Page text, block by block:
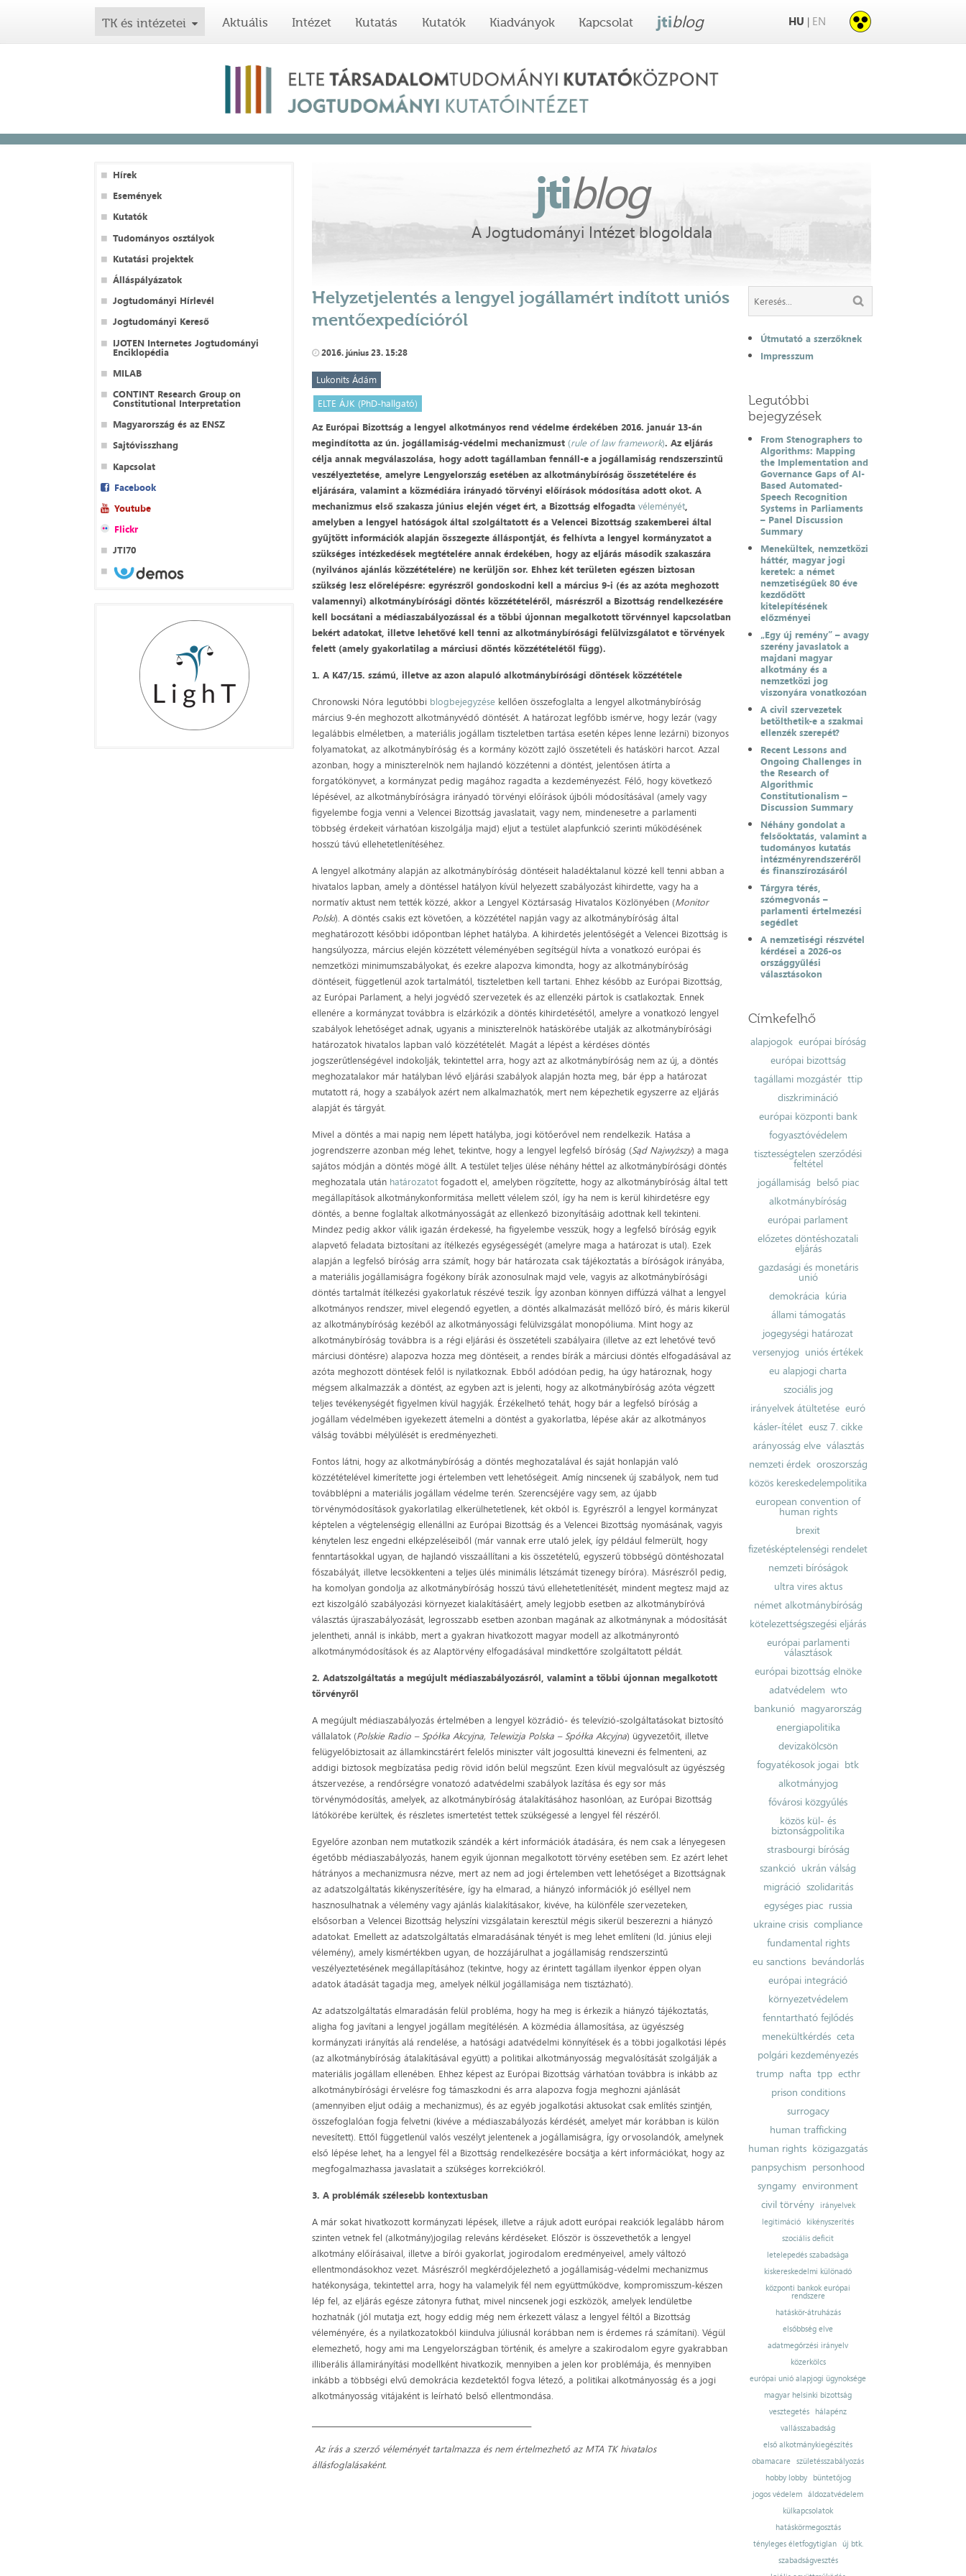
TK és intézetei Aktuális Intézet Kutatás Kutatók Kiadványok Kapcsolat jtiblog HU | EN
Hírek
Események
Kutatók
Tudományos osztályok
Kutatási projektek
Álláspályázatok
Jogtudományi Hírlevél
Jogtudományi Kereső
IJOTEN Internetes Jogtudományi
Enciklopédia
MILAB
CONTINT Research Group on
Constitutional Interpretation
Magyarország és az ENSZ
Sajtóvisszhang
Kapcsolat
Facebook
Youtube
Flickr
JTI70
jtiblog
A Jogtudományi Intézet blogoldala
Helyzetjelentés a lengyel jogállamért indított uniós
mentőexpedícióról
2016. június 23. 15:28
Lukonits Ádám
ELTE ÁJK (PhD-hallgató)
Az Európai Bizottság a lengyel alkotmányos rend védelme érdekében 2016. január 13-án
megindította az ún. jogállamiság-védelmi mechanizmust (rule of law framework). Az eljárás
célja annak megválaszolása, hogy adott tagállamban fennáll-e a jogállamiság rendszerszintű
veszélyeztetése, amelyre Lengyelország esetében az alkotmánybíróság összetételére és
eljárására, valamint a közmédiára irányadó törvényi előírások módosítása adott okot. A
mechanizmus első szakasza június elején véget ért, a Bizottság elfogadtavéleményét,
amelyben a lengyel hatóságok által szolgáltatott és a Velencei Bizottság szakemberei által
gyűjtött információk alapján összegezte álláspontját, és felhívta a lengyel kormányzatot a
szükséges intézkedések megtételére annak érdekében, hogy az eljárás második szakaszára
(nyilvános ajánlás közzétételére) ne kerüljön sor. Ehhez két területen egészen biztosan
szükség lesz előrelépésre: egyrészről gondoskodni kell a március 9-i (és az azóta meghozott
valamennyi) alkotmánybírósági döntés közzétételéről, másrészről a Bizottság rendelkezésére
kell bocsátani a médiaszabályozással és a többi újonnan megalkotott törvénnyel kapcsolatban
bekért adatokat, illetve lehetővé kell tenni az alkotmánybírósági felülvizsgálatot e törvények
felett (amely gyakorlatilag a márciusi döntés közzétételétől függ).
1.A K47/15. számú, illetve az azon alapuló alkotmánybírósági döntések közzététele
Chronowski Nóra legutóbbi blogbejegyzése kellően összefoglalta a lengyel alkotmánybíróság
március 9-én meghozott alkotmányvédő döntését. A határozat legfőbb ismérve, hogy lezár (vagy
legalábbis elméletben, a materiális jogállam tiszteletben tartása esetén képes lenne lezárni) bizonyos
folyamatokat, az alkotmánybíróság és a kormány között zajló összetételi és hatásköri harcot. Azzal
azonban, hogy a miniszterelnök nem hajlandó közzétenni a döntést, jelentősen átírta a
forgatókönyvet, a kormányzat pedig magához ragadta a kezdeményezést. Félő, hogy következő
lépésével, az alkotmánybíróságra irányadó törvényi előírások újbóli módosításával (amely vagy
figyelembe fogja venni a Velencei Bizottság javaslatait, vagy nem, mindenesetre a parlamenti
többség érdekeit várhatóan kiszolgálja majd) eljut a testület alapfunkció szerinti működésének
hosszú távú ellehetetlenítéséhez.
A lengyel alkotmány alapján az alkotmánybíróság döntéseit haladéktalanul közzé kell tenni abban a
hivatalos lapban, amely a döntéssel hatályon kívül helyezett szabályozást kihirdette, vagy ha a
normatív aktust nem tették közzé, akkor a Lengyel Köztársaság Hivatalos Közlönyében (Monitor
Polski). A döntés csakis ezt követően, a közzététel napján vagy az alkotmánybíróság által
meghatározott későbbi időpontban léphet hatályba. A kihirdetés jelentőségét a Velencei Bizottság is
hangsúlyozza, március elején közzétett véleményében segítségül hívta a vonatkozó európai és
nemzetközi minimumszabályokat, és ezekre alapozva kimondta, hogy az alkotmánybíróság
döntéseit, függetlenül azok tartalmától, tiszteletben kell tartani. Ehhez később az Európai Bizottság,
az Európai Parlament, a helyi jogvédő szervezetek és az ellenzéki pártok is csatlakoztak. Ennek
ellenére a kormányzat továbbra is elzárkózik a döntés kihirdetésétől, amelyre a vonatkozó lengyel
szabályok lehetőséget adnak, ugyanis a miniszterelnök hatáskörébe utalják az alkotmánybírósági
határozatok hivatalos lapban való közzétételét. Magát a lépést a kérdéses döntés
jogszerűtlenségével indokolják, tekintettel arra, hogy azt az alkotmánybíróság nem az új, a döntés
meghozatalakor már hatályban lévő eljárási szabályok alapján hozta meg, bár épp a határozat
mutatott rá, hogy a szabályok azért nem alkalmazhatók, mert nem képezhetik egyszerre az eljárás
alapját és tárgyát.
Mivel a döntés a mai napig nem lépett hatályba, jogi kötőerővel nem rendelkezik. Hatása a
jogrendszerre azonban még lehet, tekintve, hogy a lengyel legfelső bíróság (Sąd Najwyższy) a maga
sajátos módján a döntés mögé állt. A testület teljes ülése néhány héttel az alkotmánybírósági döntés
meghozatala után határozatot fogadott el, amelyben rögzítette, hogy az alkotmánybíróság által tett
megállapítások alkotmánykonformitása mellett vélelem szól, így ha nem is kerül kihirdetésre egy
döntés, a benne foglaltak alkotmányosságát az ellenkező bizonyításáig adottnak kell tekinteni.
Mindez pedig akkor válik igazán érdekessé, ha figyelembe vesszük, hogy a legfelső bíróság egyik
alapvető feladata biztosítani az ítélkezés egységességét (amelyre maga a határozat is utal). Ezek
alapján a legfelső bíróság arra számít, hogy bár határozata csak tájékoztatás a bíróságok irányába,
a materiális jogállamiságra fogékony bírák azonosulnak majd vele, vagyis az alkotmánybírósági
döntés tartalmát ítélkezési gyakorlatuk részévé teszik. Így azonban könnyen diffúzzá válhat a lengyel
alkotmányos rendszer, mivel elegendő egyetlen, a döntés alkalmazását mellőző bíró, és máris kikerül
az alkotmánybíróság kezéből az alkotmányossági felülvizsgálat monopóliuma. Mint hogy az
alkotmánybíróság továbbra is a régi eljárási és összetételi szabályaira (illetve az ezt lehetővé tevő
márciusi döntésre) alapozva hozza meg döntéseit, a rendes bírák a márciusi döntés elfogadásával az
azóta meghozott döntések felől is nyilatkoznak. Ebből adódóan pedig, ha úgy határoznak, hogy
mégsem alkalmazzák a döntést, az egyben azt is jelenti, hogy az alkotmánybíróság azóta végzett
teljes tevékenységét figyelmen kívül hagyják. Érzékelhető tehát, hogy bár a legfelső bíróság a
jogállam védelmében igyekezett átemelni a döntést a gyakorlatba, lépése akár az alkotmányos
válság további mélyülését is eredményezheti.
Fontos látni, hogy az alkotmánybíróság a döntés meghozatalával és saját honlapján való
közzétételével kimerítette jogi értelemben vett lehetőségeit. Amíg nincsenek új szabályok, nem tud
továbblépni a materiális jogállam védelme terén. Szerencséjére vagy sem, az újabb
törvénymódosítások gyakorlatilag elkerülhetetlenek, két okból is. Egyrészről a lengyel kormányzat
képtelen a végtelenségig ellenállni az Európai Bizottság és a Velencei Bizottság nyomásának, vagyis
kénytelen lesz engedni elképzeléseiből (már vannak erre utaló jelek, így például felmerült, hogy
fenntartásokkal ugyan, de hajlandó visszaállítani a kis összetételű, egyszerű többségű döntéshozatal
főszabályát, illetve lecsökkenteni a teljes ülés minimális létszámát tizenegy bíróra). Másrészről pedig,
ha komolyan gondolja az alkotmánybíróság hosszú távú ellehetetlenítését, mindent megtesz majd az
ezt kiszolgáló szabályozási környezet kialakításáért, amely legjobb esetben az alkotmánybíróvá
választás újraszabályozását, legrosszabb esetben azonban magának az alkotmánynak a módosítását
jelentheti, annál is inkább, mert a gyakran hivatkozott magyar modell az alkotmányrontó
alkotmánymódosítások és az Alaptörvény elfogadásával mindkettőre szolgáltatott példát.
2.Adatszolgáltatás a megújult médiaszabályozásról, valamint a többi újonnan megalkotott
törvényről
A megújult médiaszabályozás értelmében a lengyel közrádió- és televízió-szolgáltatásokat biztosító
vállalatok (Polskie Radio – Spółka Akcyjna, Telewizja Polska – Spółka Akcyjna) ügyvezetőit, illetve
felügyelőbiztosait az államkincstárért felelős miniszter vált jogosulttá kinevezni és felmenteni, az
addigi biztosok megbízatása pedig rövid időn belül megszűnt. Ezen kívül megvalósult az ügyészség
átszervezése, a rendőrségre vonatozó adatvédelmi szabályok lazítása és egy sor más
törvénymódosítás, amelyek, az alkotmánybíróság átalakításához hasonlóan, az Európai Bizottság
látókörébe kerültek, és részletes ismertetést tettek szükségessé a lengyel fél részéről.
Egyelőre azonban nem mutatkozik szándék a kért információk átadására, és nem csak a lényegesen
égetőbb médiaszabályozás, hanem egyik újonnan megalkotott törvény esetében sem. Ez azért lehet
hátrányos a mechanizmusra nézve, mert az nem ad jogi értelemben vett lehetőséget a Bizottságnak
az adatszolgáltatás kikényszerítésére, így ha elmarad, a hiányzó információk jó eséllyel nem
hasznosulhatnak a vélemény vagy ajánlás kialakításakor, kivéve, ha különféle szervezeteken,
elsősorban a Velencei Bizottság helyszíni vizsgálatain keresztül mégis sikerül beszerezni a hiányzó
adatokat. Emellett az adatszolgáltatás elmaradásának tényét is meg lehet említeni (ld. június eleji
vélemény), amely kismértékben ugyan, de hozzájárulhat a jogállamiság rendszerszintű
veszélyeztetésének megállapításához (tekintve, hogy az érintett tagállam ilyenkor éppen olyan
adatok átadását tagadja meg, amelyek nélkül jogállamisága nem tisztázható).
Az adatszolgáltatás elmaradásán felül probléma, hogy ha meg is érkezik a hiányzó tájékoztatás,
aligha fog javítani a lengyel jogállam megítélésén. A közmédia államosítása, az ügyészség
kormányzati irányítás alá rendelése, a hatósági adatvédelmi könnyítések és a többi jogalkotási lépés
(az alkotmánybíróság átalakításával együtt) a politikai alkotmányosság megvalósítását szolgálják a
materiális jogállam ellenében. Ehhez képest az Európai Bizottság várhatóan továbbra is inkább az
alkotmánybírósági érvelésre fog támaszkodni és arra alapozva fogja meghozni ajánlását
(amennyiben eljut odáig a mechanizmus), és az egyéb jogalkotási aktusokat csak említés szintjén,
összefoglalóan fogja felvetni (kivéve a médiaszabályozás kérdését, amelyet már korábban is külön
nevesített). Ettől függetlenül valós veszélyt jelentenek a jogállamiságra, így orvosolandók, amelynek
első lépése lehet, ha a lengyel fél a Bizottság rendelkezésére bocsátja a kért információkat, hogy az
megfogalmazhassa javaslatait a szükséges korrekciókról.
3.A problémák szélesebb kontextusban
A már sokat hivatkozott kormányzati lépések, illetve a rájuk adott európai reakciók legalább három
szinten vetnek fel (alkotmány)jogilag releváns kérdéseket. Először is összevethetők a lengyel
alkotmány előírásaival, illetve a bírói gyakorlat, jogirodalom eredményeivel, amely változó
ellentmondásokhoz vezet. Másrészről megkérdőjelezhető a jogállamiság-védelmi mechanizmus
hatékonysága, tekintettel arra, hogy ha valamelyik fél nem együttműködve, kompromisszum-készen
lép fel, az eljárás egésze zátonyra futhat, mivel nincsenek jogi eszközök, amelyek lendületbe
hozhatnák (jól mutatja ezt, hogy eddig még nem érkezett válasz a lengyel féltől a Bizottság
véleményére, és a nyilatkozatokból kiindulva júliusnál korábban nem is érdemes rá számítani). Végül
elemezhető, hogy ami ma Lengyelországban történik, és amelyre a szakirodalom egyre gyakrabban
illiberális államirányítási modellként hivatkozik, mennyiben a jelen kor problémája, és mennyiben
inkább a többségi elvű demokrácia kezdetektől fogva létező, a politikai alkotmányosság és a jogi
alkotmányosság vitájaként is leírható belső ellentmondása.
Az írás a szerző véleményét tartalmazza és nem értelmezhető az MTA TK hivatalos
állásfoglalásaként.
Útmutató a szerzőknek
Impresszum
Legutóbbi
bejegyzések
From Stenographers to
Algorithms: Mapping
the Implementation and
Governance Gaps of AI-
Based Automated-
Speech Recognition
Systems in Parliaments
– Panel Discussion
Summary
Menekültek, nemzetközi
háttér, magyar jogi
keretek: a német
nemzetiségűek 80 éve
kezdődött
kitelepítésének
előzményei
„Egy új remény” – avagy
szerény javaslatok a
majdani magyar
alkotmány és a
nemzetközi jog
viszonyára vonatkozóan
A civil szervezetek
betölthetik-e a szakmai
ellenzék szerepét?
Recent Lessons and
Ongoing Challenges in
the Research of
Algorithmic
Constitutionalism –
Discussion Summary
Néhány gondolat a
felsőoktatás, valamint a
tudományos kutatás
intézményrendszeréről
és finanszírozásáról
Tárgyra térés,
szómegvonás –
parlamenti értelmezési
segédlet
A nemzetiségi részvétel
kérdései a 2026-os
országgyűlési
választásokon
Címkefelhő
alapjogok európai bíróság
európai bizottság
tagállami mozgástér ttip
diszkrimináció
európai központi bank
fogyasztóvédelem
tisztességtelen szerződési
feltétel
jogállamiság belső piac
alkotmánybíróság
európai parlament
előzetes döntéshozatali
eljárás
gazdasági és monetáris
unió
demokrácia kúria
állami támogatás
jogegységi határozat
versenyjog uniós értékek
eu alapjogi charta
szociális jog
irányelvek átültetése euró
kásler-ítélet eusz 7. cikke
arányosság elve választás
nemzeti érdek oroszország
közös kereskedelempolitika
european convention of
human rights
brexit
fizetésképtelenségi rendelet
nemzeti bíróságok
ultra vires aktus
német alkotmánybíróság
kötelezettségszegési eljárás
európai parlamenti
választások
európai bizottság elnöke
adatvédelem wto
bankunió magyarország
energiapolitika
devizakölcsön
fogyatékosok jogai btk
alkotmányjog
fővárosi közgyűlés
közös kül- és
biztonságpolitika
strasbourgi bíróság
szankció ukrán válság
migráció szolidaritás
egységes piac russia
ukraine crisis compliance
fundamental rights
eu sanctions bevándorlás
európai integráció
környezetvédelem
fenntartható fejlődés
menekültkérdés ceta
polgári kezdeményezés
trump nafta tpp ecthr
prison conditions
surrogacy
human trafficking
human rights közigazgatás
panpsychism personhood
syngamy environment
civil törvény
irányelvek
legitimáció
kikényszerítés
szociális deficit
letelepedés szabadsága
kiskereskedelmi különadó
központi bankok európai
rendszere
hatáskör-átruházás
elsőbbség elve
adatmegőrzési irányelv
közerkölcs
európai unió alapjogi ügynoksége
magyar helsinki bizottság
vesztegetés
hálapénz
vallásszabadság
első alkotmánykiegészítés
obamacare
születésszabályozás
hobby lobby
büntetőjog
jogos védelem
áldozatvédelem
külkapcsolatok
hatáskörmegosztás
tényleges életfogytiglan új btk.
szabadságvesztés